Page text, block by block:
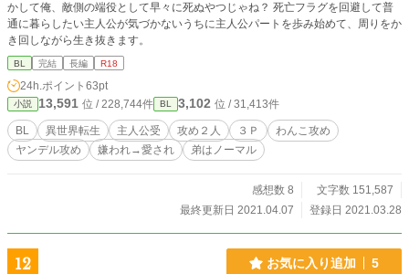
かして俺、敵側の端役として早々に死ぬやつじゃね？ 死亡フラグを回避して普
通に暮らしたい主人公が気づかないうちに主人公パートを歩み始めて、周りをか
き回しながら生き抜きます。
BL 完結 長編 R18
24h.ポイント 63pt
小説 13,591 位 / 228,744件 BL 3,102 位 / 31,413件
BL 異世界転生 主人公受 攻め２人 ３Ｐ
わんこ攻め
ヤンデル攻め
嫌われ→愛され 弟はノーマル
感想数 8
文字数 151,587
最終更新日 2021.04.07
登録日 2021.03.28
12 お気に入り追加 5